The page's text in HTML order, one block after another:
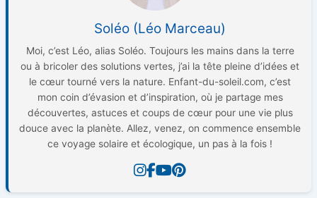
Soléo (Léo Marceau)
Moi, c’est Léo, alias Soléo. Toujours les mains dans la terre
ou à bricoler des solutions vertes, j’ai la tête pleine d’idées et
le cœur tourné vers la nature. Enfant-du-soleil.com, c’est
mon coin d’évasion et d’inspiration, où je partage mes
découvertes, astuces et coups de cœur pour une vie plus
douce avec la planète. Allez, venez, on commence ensemble
ce voyage solaire et écologique, un pas à la fois !